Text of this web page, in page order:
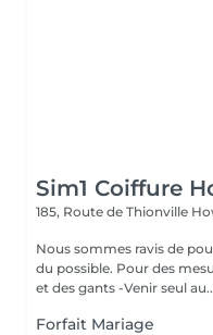
Sim1 Coiffure
185, Route de Thionville
Nous sommes ravis de
du possible. Pour des
et des gants -Venir seul
Forfait Mariage